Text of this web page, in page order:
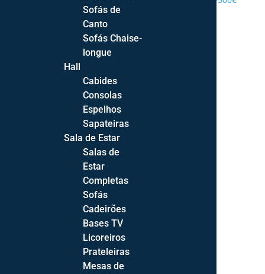
Sofás de
Canto
Sofás Chaise-
longue
Hall
Cabides
Consolas
Espelhos
Sapateiras
Sala de Estar
Salas de
Estar
Completas
Sofás
Cadeirões
Bases TV
Licoreiros
Prateleiras
Mesas de